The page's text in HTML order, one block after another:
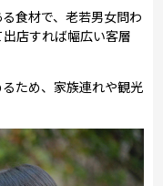
食材で、老若男女問わ
店すれば幅広い客層
ため、家族連れや観光